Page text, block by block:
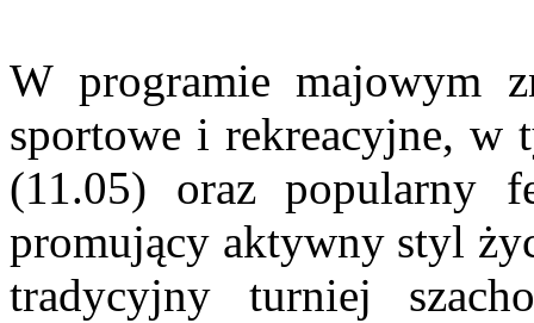
W programie majowym
sportowe i rekreacyjne, w
(11.05) oraz popularny
promujący aktywny styl
tradycyjny turniej